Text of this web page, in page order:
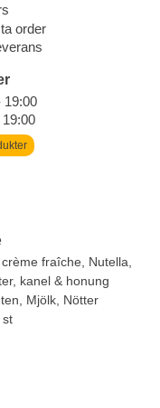
order
19:00
fraîche, Nutella,
kanel & honung
Mjölk, Nötter
st